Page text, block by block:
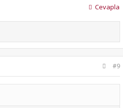
Cevapla
#9